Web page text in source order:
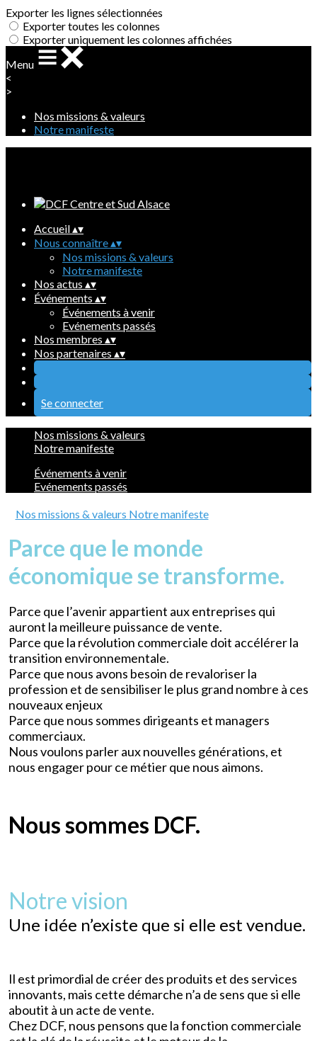
Exporter les lignes sélectionnées
Exporter toutes les colonnes
Exporter uniquement les colonnes affichées
Menu
<
>
Nos missions & valeurs
Notre manifeste
Accueil▴▾
Nous connaître▴▾
Nos missions & valeurs
Notre manifeste
Nos actus ▴▾
Événements ▴▾
Événements à venir
Evénements passés
Nos membres ▴▾
Nos partenaires ▴▾
Se connecter
Nos missions & valeurs
Notre manifeste
Événements à venir
Evénements passés
Nos missions & valeurs Notre manifeste
Parce que le monde
économique se transforme.
Parce que l’avenir appartient aux entreprises qui
auront la meilleure puissance de vente.
Parce que la révolution commerciale doit accélérer la
transition environnementale.
Parce que nous avons besoin de revaloriser la
profession et de sensibiliser le plus grand nombre à ces
nouveaux enjeux
Parce que nous sommes dirigeants et managers
commerciaux.
Nous voulons parler aux nouvelles générations, et
nous engager pour ce métier que nous aimons.
Nous sommes DCF.
Notre vision
Une idée n’existe que si elle est vendue.
Il est primordial de créer des produits et des services
innovants, mais cette démarche n’a de sens que si elle
aboutit à un acte de vente.
Chez DCF, nous pensons que la fonction commerciale